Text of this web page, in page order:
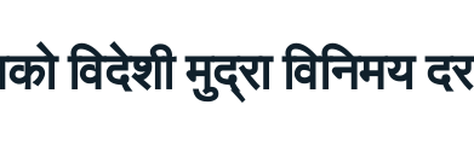
विदेशी मुद्रा विनिमय दर